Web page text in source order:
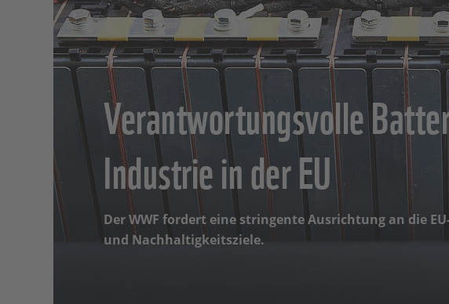
Verantwortungsvolle
Industrie in der EU
Der WWF fordert eine stringente Ausrichtung an die
und Nachhaltigkeitsziele.